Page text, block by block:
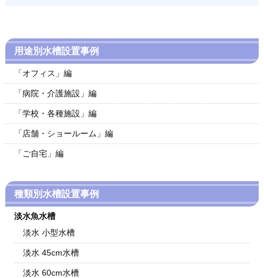
用途別水槽設置事例
「オフィス」編
「病院・介護施設」編
「学校・各種施設」編
「店舗・ショールーム」編
「ご自宅」編
種類別水槽設置事例
淡水魚水槽
淡水 小型水槽
淡水 45cm水槽
淡水 60cm水槽